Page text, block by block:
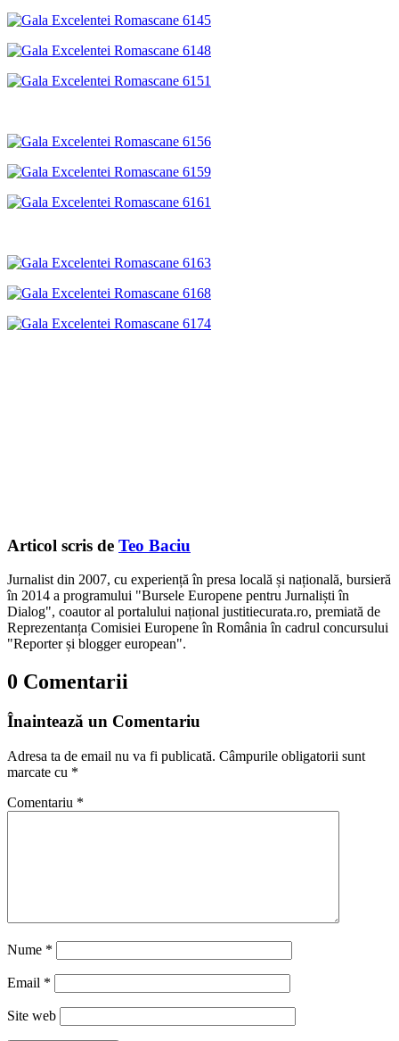
Articol scris de Teo Baciu
Jurnalist din 2007, cu experiență în presa locală și națională, bursieră
în 2014 a programului "Bursele Europene pentru Jurnaliști în
Dialog", coautor al portalului național justitiecurata.ro, premiată de
Reprezentanța Comisiei Europene în România în cadrul concursului
"Reporter și blogger european".
0 Comentarii
Înaintează un Comentariu
Adresa ta de email nu va fi publicată. Câmpurile obligatorii sunt
marcate cu *
Comentariu *
Nume *
Email *
Site web